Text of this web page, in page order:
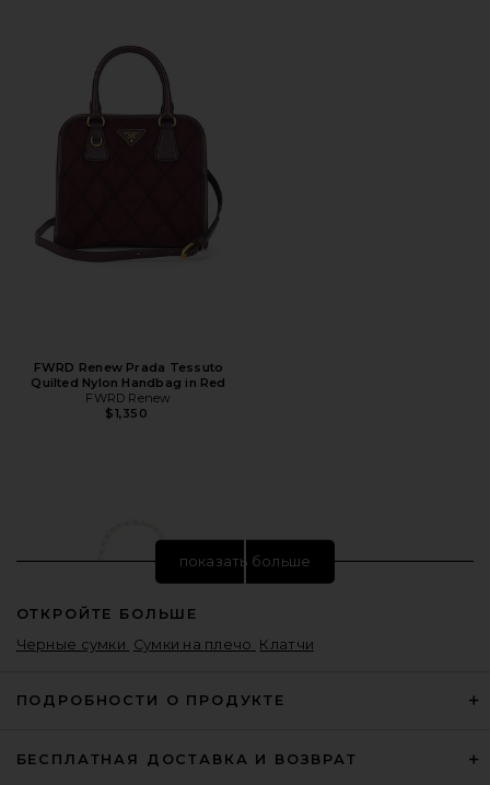
FWRD Renew Prada Tessuto
Quilted Nylon Handbag in Red
FWRD Renew
$1,350
показать больше
ОТКРОЙТЕ БОЛЬШЕ
Черные сумки Сумки на плечо Клатчи
ПОДРОБНОСТИ О ПРОДУКТЕ
БЕСПЛАТНАЯ ДОСТАВКА И ВОЗВРАТ